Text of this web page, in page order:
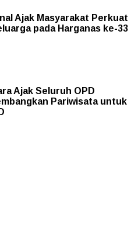
Ajak Masyarakat Perkuat
pada Harganas ke-33
Ajak Seluruh OPD
Pariwisata untuk